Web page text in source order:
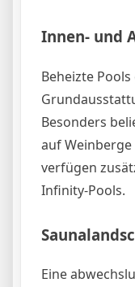
Innen- und
Beheizte
Besonders
auf Weinberge
verfügen
Infinity-Pools.
Eine